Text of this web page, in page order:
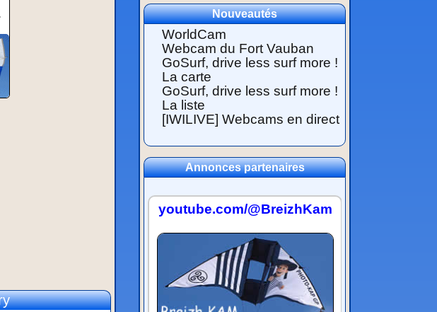
Nouveautés
WorldCam
Webcam du Fort Vauban
GoSurf, drive less surf more !
La carte
GoSurf, drive less surf more !
La liste
[IWILIVE] Webcams en direct
Annonces partenaires
youtube.com/@BreizhKam